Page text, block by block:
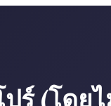
ร์ (โดยไ